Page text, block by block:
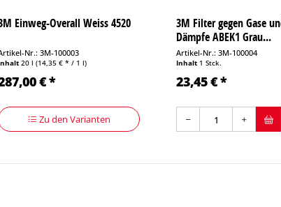
Einweg-Overall Weiss 4520
Nr.: 3M-100003
20 l(14,35 € * / 1 l)
€ *
Zu den Varianten
3M Filter gegen Gase
Dämpfe ABEK1 Grau...
Artikel-Nr.: 3M-100004
Inhalt 1 Stck.
23,45 € *